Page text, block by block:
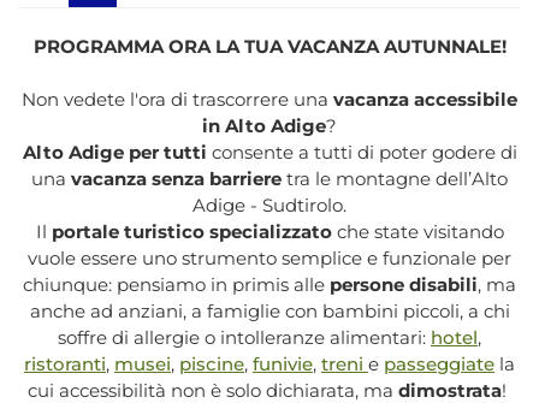
PROGRAMMA ORA LA TUA VACANZA AUTUNNALE!
Non vedete l'ora di trascorrere una vacanza accessibile
in Alto Adige?
Alto Adige per tutti consente a tutti di poter godere di
una vacanza senza barriere tra le montagne dell’Alto
Adige - Sudtirolo.
Il portale turistico specializzatoche state visitando
vuole essere uno strumento semplice e funzionale per
chiunque: pensiamo in primis alle persone disabili, ma
anche ad anziani, a famiglie con bambini piccoli, a chi
soffre di allergie o intolleranze alimentari: hotel,
ristoranti, musei, piscine, funivie, treni e passeggiate la
cui accessibilità non è solo dichiarata, ma dimostrata!